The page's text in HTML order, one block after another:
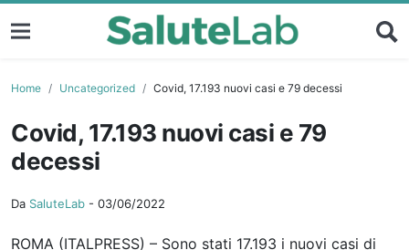
Home Uncategorized Covid, 17.193 nuovi casi e 79 decessi
Covid, 17.193 nuovi casi e 79
decessi
Da SaluteLab - 03/06/2022
ROMA (ITALPRESS) – Sono stati 17.193 i nuovi casi di